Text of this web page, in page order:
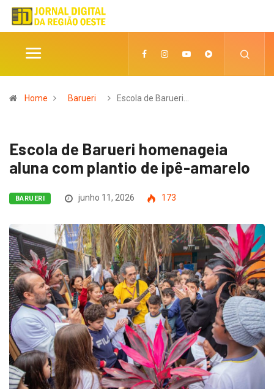
Home Barueri Escola de Barueri…
Escola de Barueri homenageia
aluna com plantio de ipê-amarelo
BARUERI junho 11, 2026 173